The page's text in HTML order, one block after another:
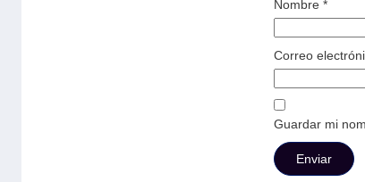
Nombre *
Correo
Guardar mi